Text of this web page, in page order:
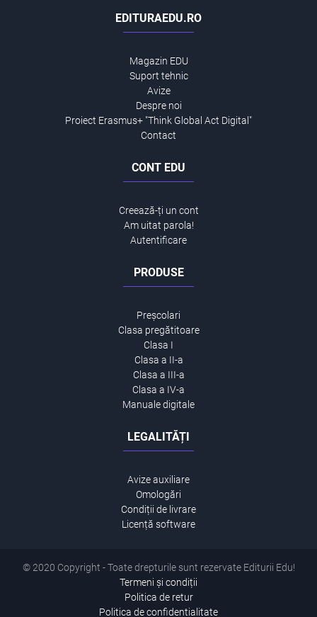
EDITURAEDU.RO
Magazin EDU
Suport tehnic
Avize
Despre noi
Proiect Erasmus+ "Think Global Act Digital"
Contact
CONT EDU
Creează-ți un cont
Am uitat parola!
Autentificare
PRODUSE
Preșcolari
Clasa pregătitoare
Clasa I
Clasa a II-a
Clasa a III-a
Clasa a IV-a
Manuale digitale
LEGALITĂȚI
Avize auxiliare
Omologări
Condiții de livrare
Licență software
© 2020 Copyright - Toate drepturile sunt rezervate Editurii Edu!
Termeni și condiții
Politica de retur
Politica de confidentialitate